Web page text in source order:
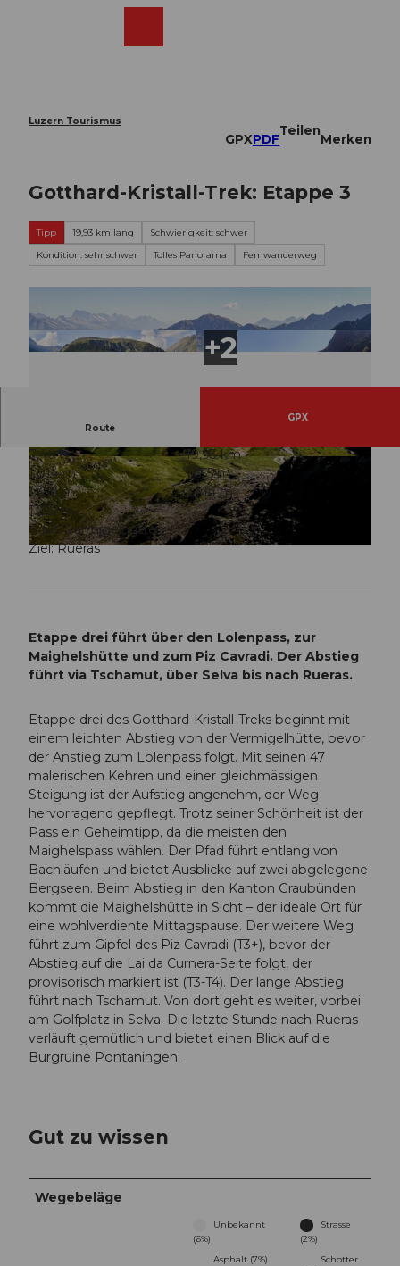
Luzern Tourismus
GPXPDF
Teilen
Merken
Gotthard-Kristall-Trek: Etappe 3
Tipp 19,93 km lang
Schwierigkeit: schwer
Kondition: sehr schwer
Tolles Panorama Fernwanderweg
© Gian Ragettli, Ferienregion Andermatt
© Gian Ragettli, Ferienregion Andermatt © Gian Ragettli, Ferienregion Andermatt
Route
GPX
7:40 h
19,93 km
1.014 m
1.655 m
1.359 m
2.614 m
1.255 m
Start: Vermigelhütte
Ziel: Rueras
Etappe drei führt über den Lolenpass, zur
Maighelshütte und zum Piz Cavradi. Der Abstieg
führt via Tschamut, über Selva bis nach Rueras.
Etappe drei des Gotthard-Kristall-Treks beginnt mit
einem leichten Abstieg von der Vermigelhütte, bevor
der Anstieg zum Lolenpass folgt. Mit seinen 47
malerischen Kehren und einer gleichmässigen
Steigung ist der Aufstieg angenehm, der Weg
hervorragend gepflegt. Trotz seiner Schönheit ist der
Pass ein Geheimtipp, da die meisten den
Maighelspass wählen. Der Pfad führt entlang von
Bachläufen und bietet Ausblicke auf zwei abgelegene
Bergseen. Beim Abstieg in den Kanton Graubünden
kommt die Maighelshütte in Sicht – der ideale Ort für
eine wohlverdiente Mittagspause. Der weitere Weg
führt zum Gipfel des Piz Cavradi (T3+), bevor der
Abstieg auf die Lai da Curnera-Seite folgt, der
provisorisch markiert ist (T3-T4). Der lange Abstieg
führt nach Tschamut. Von dort geht es weiter, vorbei
am Golfplatz in Selva. Die letzte Stunde nach Rueras
verläuft gemütlich und bietet einen Blick auf die
Burgruine Pontaningen.
Gut zu wissen
Wegebeläge
Unbekannt
(6%)
Strasse
(2%)
Asphalt (7%)
Schotter